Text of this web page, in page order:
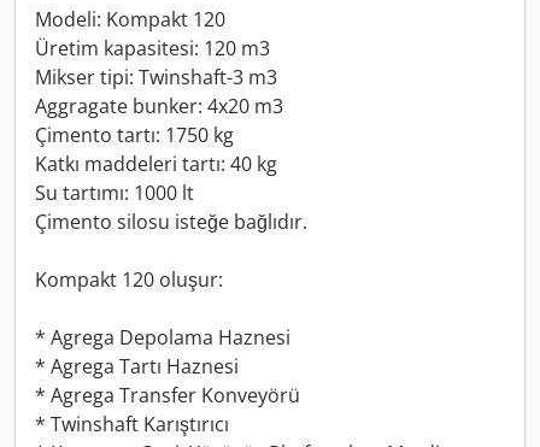
Modeli: Kompakt 120
Üretim kapasitesi: 120 m3
Mikser tipi: Twinshaft-3 m3
Aggragate bunker: 4x20 m3
Çimento tartı: 1750 kg
Katkı maddeleri tartı: 40 kg
Su tartımı: 1000 lt
Çimento silosu isteğe bağlıdır.
Kompakt 120 oluşur:
* Agrega Depolama Haznesi
* Agrega Tartı Haznesi
* Agrega Transfer Konveyörü
* Twinshaft Karıştırıcı